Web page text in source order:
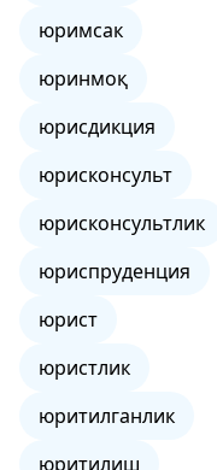
юримсак
юринмоқ
юрисдикция
юрисконсульт
юрисконсультлик
юриспруденция
юрист
юристлик
юритилганлик
юритилиш